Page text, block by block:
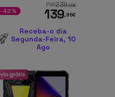
PVR239,99€
139,95€
-42%
Receba-o dia
Segunda-Feira, 10
Ago